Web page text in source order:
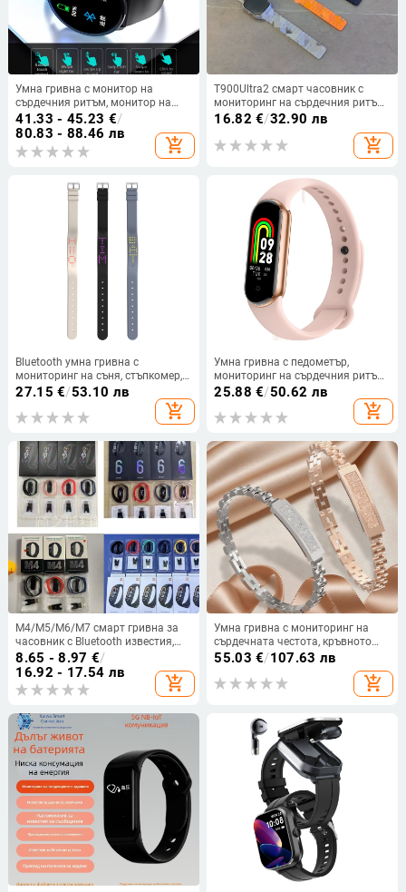
Умна гривна с монитор на
сърдечния ритъм, монитор на
кръвното налягане, кръгъл
сензорен екран, водоустойчива,
Bluetooth
41.33 - 45.23 €/
80.83 - 88.46 лв
add_shopping_cart
T900Ultra2 смарт часовник с
мониторинг на сърдечния ритъм,
кръвното налягане, кръвния
кислород, следене на съня и
Bluetooth обаждания
16.82 €/32.90 лв
add_shopping_cart
Bluetooth умна гривна с
мониторинг на съня, стъпкомер,
таймер за обратно отброяване и
27.15 €/53.10 лв
add_shopping_cart
Умна гривна с педометър,
мониторинг на сърдечния ритъм,
мониторинг на съня,
водоустойчива до 30 м, TFT
дисплей
25.88 €/50.62 лв
add_shopping_cart
M4/M5/M6/M7 смарт гривна за
часовник с Bluetooth известия,
крачомер и мониторинг на
здравето, IPS дисплей, USB
зареждане, силиконова лента
8.65 - 8.97 €/
16.92 - 17.54 лв
add_shopping_cart
Умна гривна с мониторинг на
сърдечната честота, кръвното
налягане, кръвния кислород и
анализ на съня, водоустойчива
55.03 €/107.63 лв
add_shopping_cart